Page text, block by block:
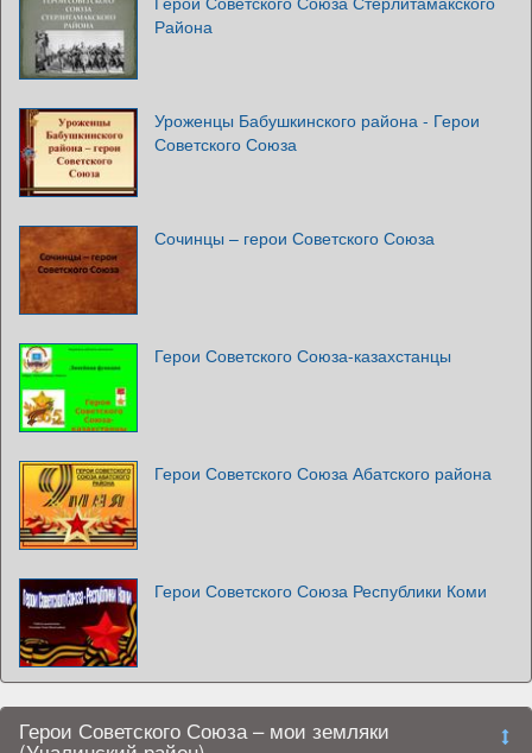
Района
Уроженцы Бабушкинского района - Герои
Советского Союза
Сочинцы – герои Советского Союза
Герои Советского Союза-казахстанцы
Герои Советского Союза Абатского района
Герои Советского Союза Республики Коми
Герои Советского Союза – мои земляки